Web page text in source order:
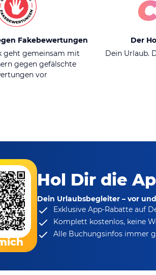
Fakebewertungen
geht gemeinsam mit
gegen gefälschte
vor
Der
Dein Urlaub.
Hol Dir die
Dein Urlaubsbegleiter – vor
Exklusive App-Rabatteauf
Komplett kostenlos, keine
Alle Buchungsinfos immer